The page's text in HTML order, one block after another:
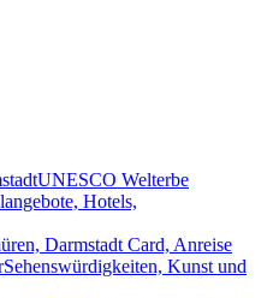
UNESCO Welterbe
Hotels,
Darmstadt Card, Anreise
Sehenswürdigkeiten, Kunst und